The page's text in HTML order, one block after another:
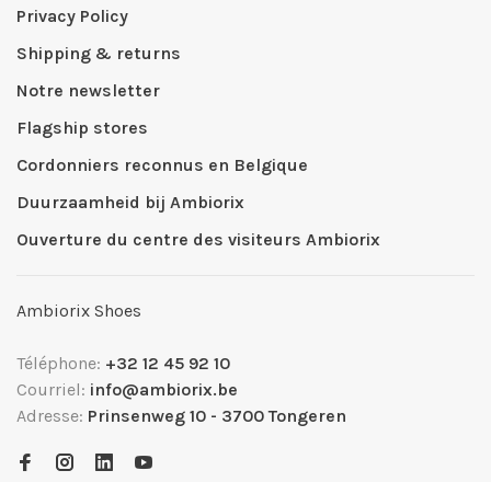
Privacy Policy
Shipping & returns
Notre newsletter
Flagship stores
Cordonniers reconnus en Belgique
Duurzaamheid bij Ambiorix
Ouverture du centre des visiteurs Ambiorix
Ambiorix Shoes
Téléphone: +32 12 45 92 10
Courriel: info@ambiorix.be
Adresse: Prinsenweg 10 - 3700 Tongeren